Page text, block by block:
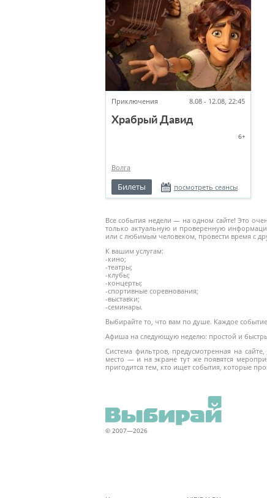
Все события недели — на одном сайте! Это
только актуальную и проверенную
или с любимым человеком, провести время с
К вашим услугам:
-кино;
-театры;
-клубы;
-концерты;
-спортивные соревнования;
-выставки;
-семинары.
Выбирайте то, что вам по душе. Каждое
Афиша на следующую неделю: простой и
Система фильтров, предусмотренная на
место — и на экране тут же появятся
пригодится тем, кто ищет события, которые
Приключения 8.08 - 12.08, 22:45
Храбрый Давид
6+
Волга
Билеты посмотреть сеансы
© 2007—2026